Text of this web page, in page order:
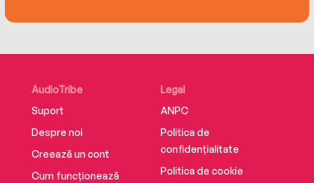
AudioTribe
Suport
Despre noi
Creează un cont
Cum funcționează
Legal
ANPC
Politica de
confidențialitate
Politica de cookie